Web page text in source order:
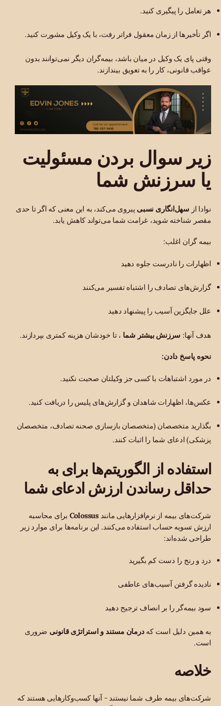
هر تعامل را پیگیری کنید.
اگر تأخیرها از زمان معقول فراتر رفت، با یک وکیل مشورت کنید.
وقتی پای یک وکیل در میان باشد، بیمه‌گران دیگر نمی‌توانند بدون
عواقب قانونی، کار را به تعویق بیندازند.
زیر سوال بردن مسئولیت
یا سرزنش شما
نوادا از سهل‌انگاری نسبی پیروی می‌کند، به این معنی که اگر تا حدی
مقصر شناخته شوید، غرامت شما می‌تواند کاهش یابد.
بیمه گران اغلب:
اظهارات را نادرست جلوه دهید
گزارش‌های تصادف را اشتباه تفسیر می‌کنند
علل جایگزین آسیب را پیشنهاد دهید
هدف آنها: سرزنش بیشتر شما ، تا خودشان هزینه کمتری بپردازند.
نحوه پاسخ دادن:
در مورد اشتباهات با کسی جز وکیلتان صحبت نکنید.
عکس‌ها، اظهارات شاهدان و گزارش‌های پلیس را دریافت کنید.
بگذارید متخصصان (متخصصان بازسازی صحنه تصادف، متخصصان
پزشکی) ادعای شما را اثبات کنند.
استفاده از الگوریتم‌ها برای به
حداقل رساندن ارزش ادعای شما
شرکت‌های بیمه از نرم‌افزارهایی مانندColossus برای محاسبه
ارزش تسویه حساب استفاده می‌کنند. این برنامه‌ها برای موارد زیر
طراحی شده‌اند:
درد و رنج را دست کم بگیرید
نادیده گرفتن آسیب‌های عاطفی
سود بیمه‌گر را بر انصاف ترجیح دهید
به همین دلیل است کهدرمان مستند و استراتژی قانونی ضروری
است.
خلاصه
شرکت‌های بیمه طرف شما نیستند - آنها کسب‌وکارهایی هستند که